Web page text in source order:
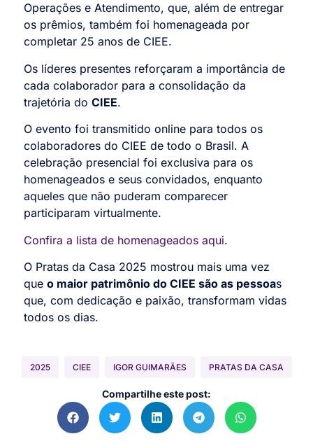
Operações e Atendimento, que, além de entregar
os prêmios, também foi homenageada por
completar 25 anos de CIEE.
Os líderes presentes reforçaram a importância de
cada colaborador para a consolidação da
trajetória do CIEE.
O evento foi transmitido online para todos os
colaboradores do CIEE de todo o Brasil. A
celebração presencial foi exclusiva para os
homenageados e seus convidados, enquanto
aqueles que não puderam comparecer
participaram virtualmente.
Confira a lista de homenageados aqui.
O Pratas da Casa 2025 mostrou mais uma vez
que o maior patrimônio do CIEE são as pessoas
que, com dedicação e paixão, transformam vidas
todos os dias.
2025 CIEE IGOR GUIMARÃES PRATAS DA CASA
Compartilhe este post: